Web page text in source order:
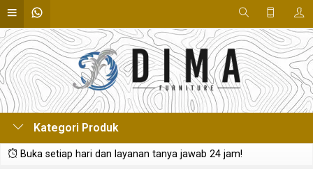
Kategori Produk
Buka setiap hari dan layanan tanya jawab 24 jam!